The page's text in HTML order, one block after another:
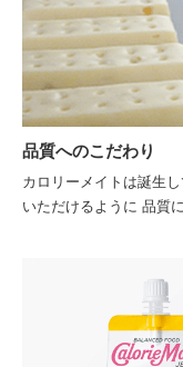
品質へのこだわり
カロリーメイトは誕生
いただけるように 品質